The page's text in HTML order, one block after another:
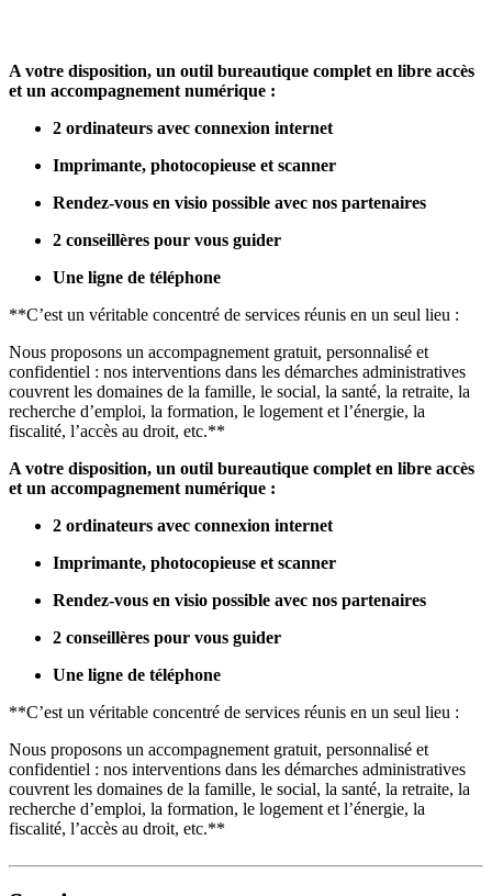
A votre disposition, un outil bureautique complet en libre accès
et un accompagnement numérique :
2 ordinateurs avec connexion internet
Imprimante, photocopieuse et scanner
Rendez-vous en visio possible avec nos partenaires
2 conseillères pour vous guider
Une ligne de téléphone
**C’est un véritable concentré de services réunis en un seul lieu :
Nous proposons un accompagnement gratuit, personnalisé et
confidentiel : nos interventions dans les démarches administratives
couvrent les domaines de la famille, le social, la santé, la retraite, la
recherche d’emploi, la formation, le logement et l’énergie, la
fiscalité, l’accès au droit, etc.**
A votre disposition, un outil bureautique complet en libre accès
et un accompagnement numérique :
2 ordinateurs avec connexion internet
Imprimante, photocopieuse et scanner
Rendez-vous en visio possible avec nos partenaires
2 conseillères pour vous guider
Une ligne de téléphone
**C’est un véritable concentré de services réunis en un seul lieu :
Nous proposons un accompagnement gratuit, personnalisé et
confidentiel : nos interventions dans les démarches administratives
couvrent les domaines de la famille, le social, la santé, la retraite, la
recherche d’emploi, la formation, le logement et l’énergie, la
fiscalité, l’accès au droit, etc.**